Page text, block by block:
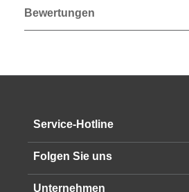
Bewertungen
Service-Hotline
Folgen Sie uns
Unternehmen